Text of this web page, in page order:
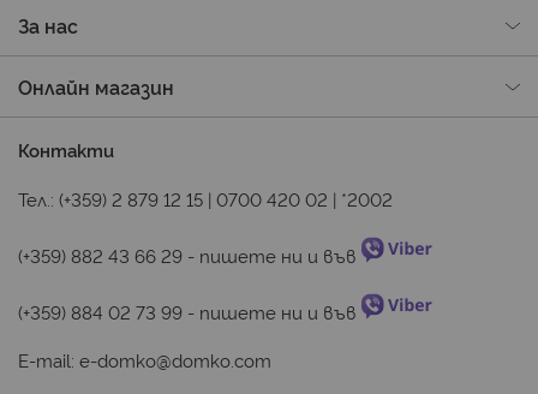
За нас
Онлайн магазин
Контакти
Тел.: (+359) 2 879 12 15 | 0700 420 02 | *2002
(+359) 882 43 66 29 - пишете ни и във
(+359) 884 02 73 99 - пишете ни и във
E-mail: e-domko@domko.com